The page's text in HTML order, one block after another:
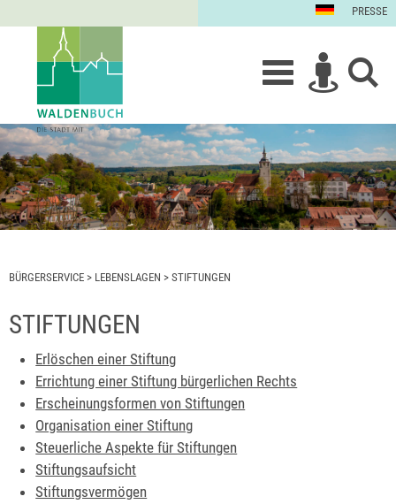
PRESSE
BÜRGERSERVICE > LEBENSLAGEN > STIFTUNGEN
STIFTUNGEN
Erlöschen einer Stiftung
Errichtung einer Stiftung bürgerlichen Rechts
Erscheinungsformen von Stiftungen
Organisation einer Stiftung
Steuerliche Aspekte für Stiftungen
Stiftungsaufsicht
Stiftungsvermögen